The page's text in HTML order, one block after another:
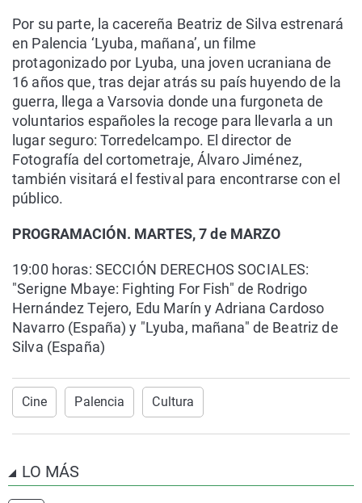
Por su parte, la cacereña Beatriz de Silva estrenará
en Palencia ‘Lyuba, mañana’, un filme
protagonizado por Lyuba, una joven ucraniana de
16 años que, tras dejar atrás su país huyendo de la
guerra, llega a Varsovia donde una furgoneta de
voluntarios españoles la recoge para llevarla a un
lugar seguro: Torredelcampo. El director de
Fotografía del cortometraje, Álvaro Jiménez,
también visitará el festival para encontrarse con el
público.
PROGRAMACIÓN. MARTES, 7 de MARZO
19:00 horas: SECCIÓN DERECHOS SOCIALES:
"Serigne Mbaye: Fighting For Fish" de Rodrigo
Hernández Tejero, Edu Marín y Adriana Cardoso
Navarro (España) y "Lyuba, mañana" de Beatriz de
Silva (España)
Cine Palencia Cultura
LO MÁS